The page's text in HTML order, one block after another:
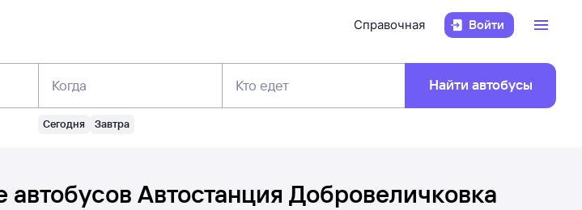
Справочная Войти
Когда
Сегодня Завтра
Кто едет Найти автобусы
автобусов Автостанция Добровеличковка